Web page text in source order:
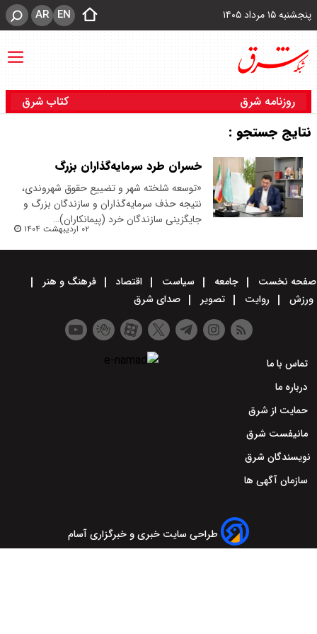
پنجشنبه ۱۵ مرداد ۱۴۰۵ EN
AR
روزنامه شرق کتاب شرق
نتایج جستجو :
خسران طرد سرمایه‌گذاران بزرگ
‌«توسعه شلخته شهر و تضییع حقوق شهروندی،
نتیجه حذف سرمایه‌گذاران و سازندگان بزرگ و
جایگزینی سازندگان خرد (پیمانکاران)…
۰۲ اردیبهشت ۱۴۰۴
صفحه نخست جامعه سیاست اقتصاد
فرهنگ و هنر
ورزش
روایت تصویر صدای شرق
تماس با ما
درباره ما
حمایت از شرق
مانیفست شرق
نویسندگان شرق
سازمان آگهی ها
طراحی سایت خبری و خبرگزاری آسام